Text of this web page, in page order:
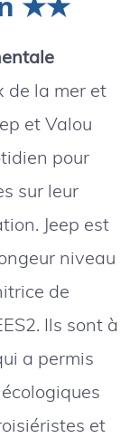
de la mer et
et Valou
pour
sur leur
Jeep est
niveau
de
Ils sont à
a permis
et